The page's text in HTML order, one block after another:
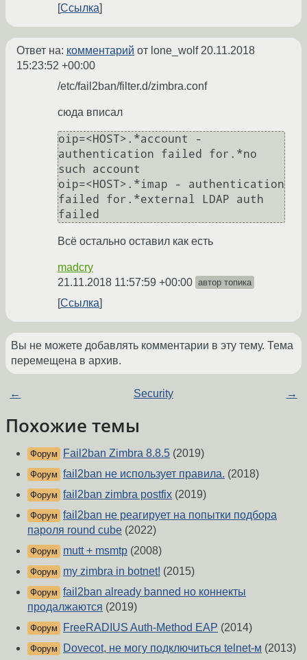
Ссылка
Ответ на: комментарий от lone_wolf20.11.2018
15:23:52 +00:00
/etc/fail2ban/filter.d/zimbra.conf
сюда вписал
oip=<HOST>.*account -
authentication failed for.*no
such account
oip=<HOST>.*imap - authentication
failed for.*external LDAP auth
Всё остально оставил как есть
madcry
21.11.2018 11:57:59 +00:00 автор топика
Ссылка
Вы не можете добавлять комментарии в эту тему. Тема
перемещена в архив.
← Security →
Похожие темы
Форум Fail2ban Zimbra 8.8.5 (2019)
Форум fail2ban не использует правила. (2018)
Форум fail2ban zimbra postfix (2019)
Форум fail2ban не реагирует на попытки подбора
пароля round cube (2022)
Форум mutt + msmtp (2008)
Форум my zimbra in botnet! (2015)
Форум fail2ban already banned но коннекты
продалжаются (2019)
Форум FreeRADIUS Auth-Method EAP (2014)
Форум Dovecot, не могу подключиться telnet-м (2013)